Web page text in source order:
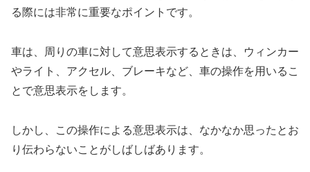
る際には非常に重要なポイントです。
車は、周りの車に対して意思表示するときは、ウィンカー
やライト、アクセル、ブレーキなど、車の操作を用いるこ
とで意思表示をします。
しかし、この操作による意思表示は、なかなか思ったとお
り伝わらないことがしばしばあります。